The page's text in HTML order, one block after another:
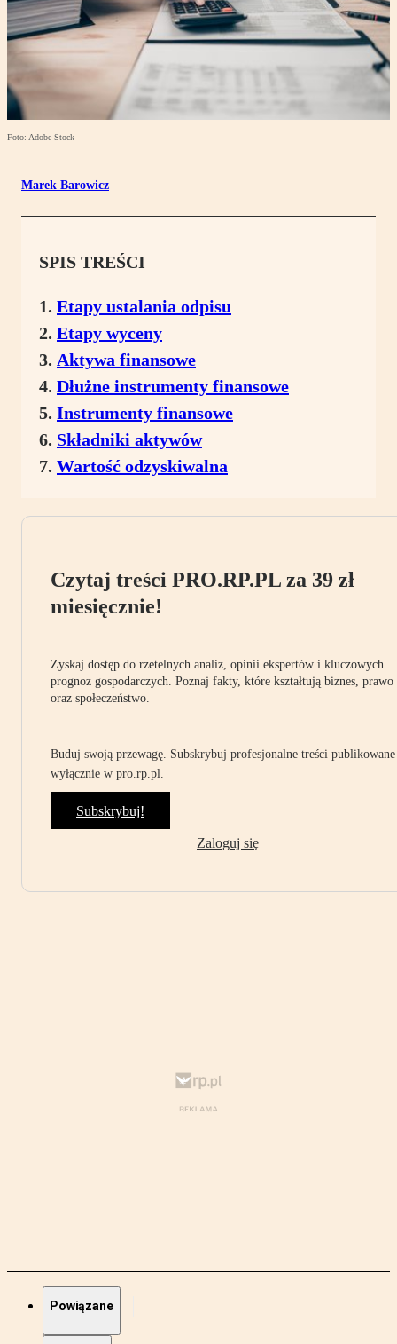
Foto: Adobe Stock
Marek Barowicz
SPIS TREŚCI
Etapy ustalania odpisu
Etapy wyceny
Aktywa finansowe
Dłużne instrumenty finansowe
Instrumenty finansowe
Składniki aktywów
Wartość odzyskiwalna
Czytaj treści PRO.RP.PL za 39 zł
miesięcznie!
Zyskaj dostęp do rzetelnych analiz, opinii ekspertów i kluczowych
prognoz gospodarczych. Poznaj fakty, które kształtują biznes, prawo
oraz społeczeństwo.
Buduj swoją przewagę. Subskrybuj profesjonalne treści publikowane
wyłącznie w pro.rp.pl.
Subskrybuj!
Zaloguj się
Powiązane